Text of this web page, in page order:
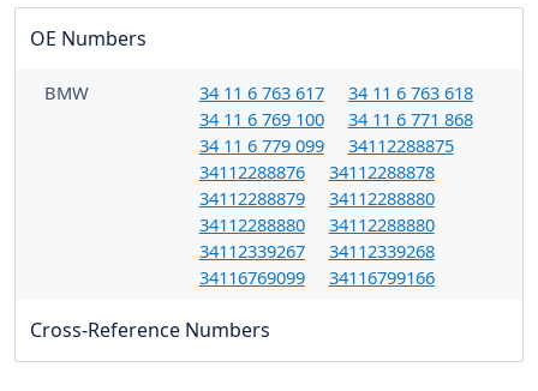
OE Numbers
BMW 34 11 6 763 617
34 11 6 763 618
34 11 6 769 100
34 11 6 771 868
34 11 6 779 099
34112288875
34112288876
34112288878
34112288879
34112288880
34112288880
34112288880
34112339267
34112339268
34116769099
34116799166
Cross-Reference Numbers